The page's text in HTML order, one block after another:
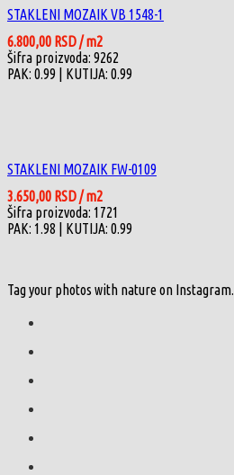
STAKLENI MOZAIK VB 1548-1
6.800,00 RSD/ m2
Šifra proizvoda: 9262
PAK: 0.99 | KUTIJA: 0.99
STAKLENI MOZAIK FW-0109
3.650,00 RSD/ m2
Šifra proizvoda: 1721
PAK: 1.98 | KUTIJA: 0.99
Tag your photos with natureon Instagram.